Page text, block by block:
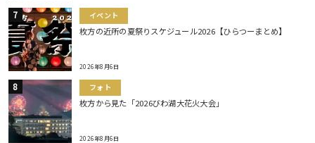
イベント
枚方の近所の夏祭りスケジュール2026【ひらつーまとめ】
2026年8月6日
フォト
枚方から見た「2026びわ湖大花火大会」
2026年8月6日